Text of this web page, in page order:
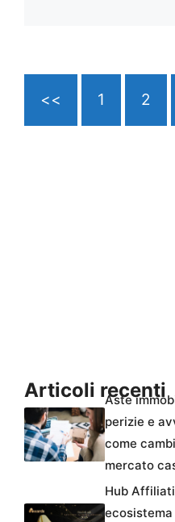
<< 1 2
Articoli recenti
Aste
perizie e
come
mercato
Hub